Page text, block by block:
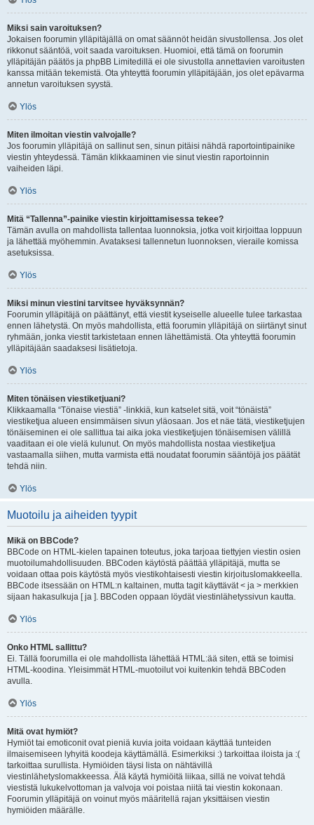
Miksi sain varoituksen?
Jokaisen foorumin ylläpitäjällä on omat säännöt heidän sivustollensa. Jos olet
rikkonut sääntöä, voit saada varoituksen. Huomioi, että tämä on foorumin
ylläpitäjän päätös ja phpBB Limitedillä ei ole sivustolla annettavien varoitusten
kanssa mitään tekemistä. Ota yhteyttä foorumin ylläpitäjään, jos olet epävarma
annetun varoituksen syystä.
Ylös
Miten ilmoitan viestin valvojalle?
Jos foorumin ylläpitäjä on sallinut sen, sinun pitäisi nähdä raportointipainike
viestin yhteydessä. Tämän klikkaaminen vie sinut viestin raportoinnin
vaiheiden läpi.
Ylös
Mitä “Tallenna”-painike viestin kirjoittamisessa tekee?
Tämän avulla on mahdollista tallentaa luonnoksia, jotka voit kirjoittaa loppuun
ja lähettää myöhemmin. Avataksesi tallennetun luonnoksen, vieraile komissa
asetuksissa.
Ylös
Miksi minun viestini tarvitsee hyväksynnän?
Foorumin ylläpitäjä on päättänyt, että viestit kyseiselle alueelle tulee tarkastaa
ennen lähetystä. On myös mahdollista, että foorumin ylläpitäjä on siirtänyt sinut
ryhmään, jonka viestit tarkistetaan ennen lähettämistä. Ota yhteyttä foorumin
ylläpitäjään saadaksesi lisätietoja.
Ylös
Miten tönäisen viestiketjuani?
Klikkaamalla “Tönaise viestiä” -linkkiä, kun katselet sitä, voit “tönäistä”
viestiketjua alueen ensimmäisen sivun yläosaan. Jos et näe tätä, viestiketjujen
tönäiseminen ei ole sallittua tai aika joka viestiketjujen tönäisemisen välillä
vaaditaan ei ole vielä kulunut. On myös mahdollista nostaa viestiketjua
vastaamalla siihen, mutta varmista että noudatat foorumin sääntöjä jos päätät
tehdä niin.
Ylös
Muotoilu ja aiheiden tyypit
Mikä on BBCode?
BBCode on HTML-kielen tapainen toteutus, joka tarjoaa tiettyjen viestin osien
muotoilumahdollisuuden. BBCoden käytöstä päättää ylläpitäjä, mutta se
voidaan ottaa pois käytöstä myös viestikohtaisesti viestin kirjoituslomakkeella.
BBCode itsessään on HTML:n kaltainen, mutta tagit käyttävät < ja > merkkien
sijaan hakasulkuja [ ja ]. BBCoden oppaan löydät viestinlähetyssivun kautta.
Ylös
Onko HTML sallittu?
Ei. Tällä foorumilla ei ole mahdollista lähettää HTML:ää siten, että se toimisi
HTML-koodina. Yleisimmät HTML-muotoilut voi kuitenkin tehdä BBCoden
avulla.
Ylös
Mitä ovat hymiöt?
Hymiöt tai emoticonit ovat pieniä kuvia joita voidaan käyttää tunteiden
ilmaisemiseen lyhyitä koodeja käyttämällä. Esimerkiksi :) tarkoittaa iloista ja :(
tarkoittaa surullista. Hymiöiden täysi lista on nähtävillä
viestinlähetyslomakkeessa. Älä käytä hymiöitä liikaa, sillä ne voivat tehdä
viestistä lukukelvottoman ja valvoja voi poistaa niitä tai viestin kokonaan.
Foorumin ylläpitäjä on voinut myös määritellä rajan yksittäisen viestin
hymiöiden määrälle.